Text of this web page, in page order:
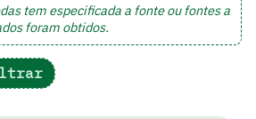
tem especificada a fonte ou fontes a
foram obtidos.